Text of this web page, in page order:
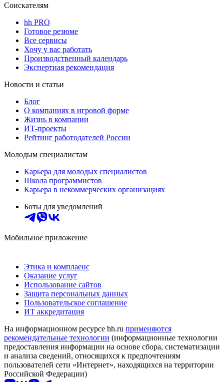
Соискателям
hh PRO
Готовое резюме
Все сервисы
Хочу у вас работать
Производственный календарь
Экспертная рекомендация
Новости и статьи
Блог
О компаниях в игровой форме
Жизнь в компании
ИТ-проекты
Рейтинг работодателей России
Молодым специалистам
Карьера для молодых специалистов
Школа программистов
Карьера в некоммерческих организациях
Боты для уведомлений
Мобильное приложение
Этика и комплаенс
Оказание услуг
Использование сайтов
Защита персональных данных
Пользовательское соглашение
ИТ аккредитация
На информационном ресурсе hh.ru применяются
рекомендательные технологии (информационные технологии
предоставления информации на основе сбора, систематизации
и анализа сведений, относящихся к предпочтениям
пользователей сети «Интернет», находящихся на территории
Российской Федерации)